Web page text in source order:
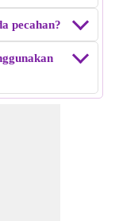
pecahan?